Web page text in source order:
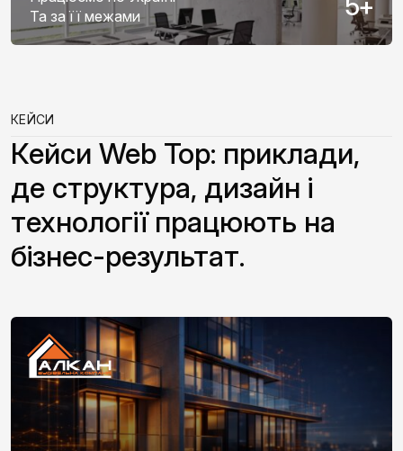
Та за її межами
КЕЙСИ
Кейси Web Top: приклади,
де структура, дизайн і
технології працюють на
бізнес-результат.